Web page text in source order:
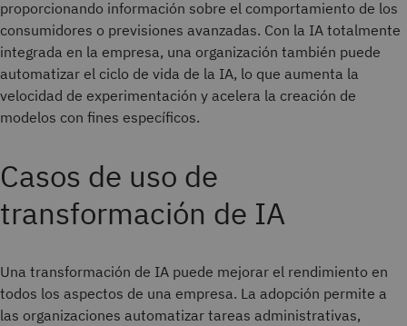
proporcionando información sobre el comportamiento de los
consumidores o previsiones avanzadas. Con la IA totalmente
integrada en la empresa, una organización también puede
automatizar el ciclo de vida de la IA, lo que aumenta la
velocidad de experimentación y acelera la creación de
modelos con fines específicos.
Casos de uso de
transformación de IA
Una transformación de IA puede mejorar el rendimiento en
todos los aspectos de una empresa. La adopción permite a
las organizaciones automatizar tareas administrativas,